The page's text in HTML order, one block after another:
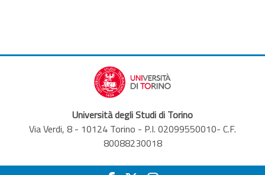
Università degli Studi di Torino
Via Verdi, 8 - 10124 Torino - P.I. 02099550010- C.F.
80088230018